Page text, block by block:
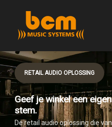
inhoud
RETAIL AUDIO OPLOSSING
Geef je winkel een eigen
stem.
De retail audio oplossing die van